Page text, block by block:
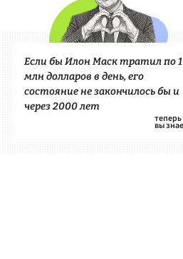
Если бы Илон Маск тратил по 1
млн долларов в день, его
состояние не закончилось бы и
через 2000 лет